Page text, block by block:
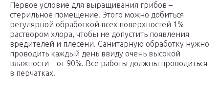
Первое условие для выращивания грибов –
стерильное помещение. Этого можно добиться
регулярной обработкой всех поверхностей 1%
раствором хлора, чтобы не допустить появления
вредителей и плесени. Санитарную обработку нужно
проводить каждый день ввиду очень высокой
влажности – от 90%. Все работы должны проводиться
в перчатках.